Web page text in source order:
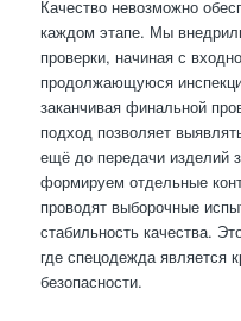
Качество невозможно
каждом этапе. Мы
проверки, начиная с
продолжающуюся
заканчивая финальной
подход позволяет
ещё до передачи изделий
формируем отдельные
проводят выборочные
стабильность качества.
где спецодежда является
безопасности.